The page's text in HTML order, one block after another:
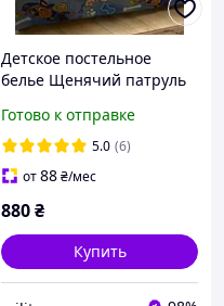
Детское постельное
белье Щенячий патруль
100% хлопок
Готово к отправке
5.0 (6)
от88₴/мес
880₴
Купить